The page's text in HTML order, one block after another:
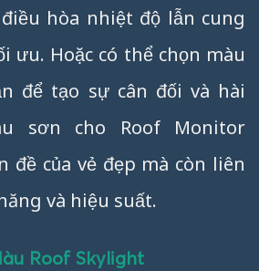
hòa nhiệt độ lẫn cung
ưu. Hoặc có thể chọn màu
để tạo sự cân đối và hài
sơn cho Roof Monitor
đề của vẻ đẹp mà còn liên
và hiệu suất.
Roof Skylight